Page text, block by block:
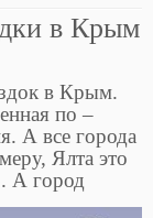
в Крым
в Крым.
по –
А все города
Ялта это
А город